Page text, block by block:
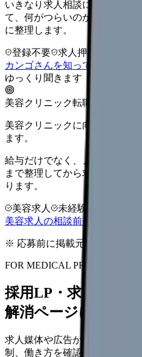
いきなり求人相談には進みま
て、何がつらいのか、辞める
に整理します。
登録不要 求人押し売りなし
カンゴさんを知ってから相談す
ゆっくり聞きます
美容クリニック転職
美容クリニックに向いている
ます。
給与だけでなく、ノルマ、土
まで整理してから求人を見た
ります。
美容求人 未経験可
美容求人の相談前チェックを見
※ 応募前に掲載元の最新情報
FOR MEDICAL PROVIDERS
採用LP・求人ペー
解消ページにできま
求人媒体や広告から来た看護
制、働き方を確認して応募でき